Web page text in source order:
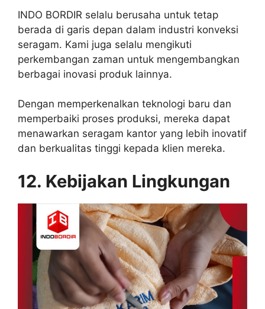
INDO BORDIR selalu berusaha untuk tetap
berada di garis depan dalam industri konveksi
seragam. Kami juga selalu mengikuti
perkembangan zaman untuk mengembangkan
berbagai inovasi produk lainnya.
Dengan memperkenalkan teknologi baru dan
memperbaiki proses produksi, mereka dapat
menawarkan seragam kantor yang lebih inovatif
dan berkualitas tinggi kepada klien mereka.
12. Kebijakan Lingkungan